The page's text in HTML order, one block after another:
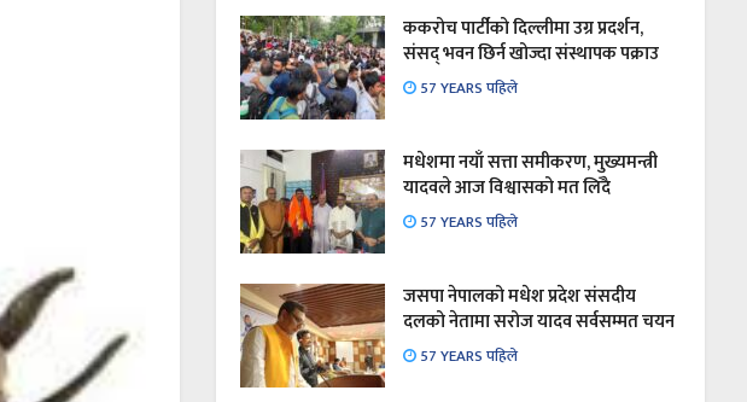
ककरोच पार्टीको दिल्लीमा उग्र प्रदर्शन,
संसद् भवन छिर्न खोज्दा संस्थापक पक्राउ
57 YEARS पहिले
मधेशमा नयाँ सत्ता समीकरण, मुख्यमन्त्री
यादवले आज विश्वासको मत लिँदै
57 YEARS पहिले
जसपा नेपालको मधेश प्रदेश संसदीय
दलको नेतामा सरोज यादव सर्वसम्मत चयन
57 YEARS पहिले